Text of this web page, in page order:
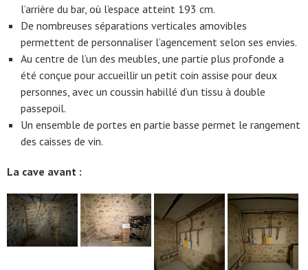
l’arrière du bar, où l’espace atteint 193 cm.
De nombreuses séparations verticales amovibles
permettent de personnaliser l’agencement selon ses envies.
Au centre de l’un des meubles, une partie plus profonde a
été conçue pour accueillir un petit coin assise pour deux
personnes, avec un coussin habillé d’un tissu à double
passepoil.
Un ensemble de portes en partie basse permet le rangement
des caisses de vin.
La cave avant :